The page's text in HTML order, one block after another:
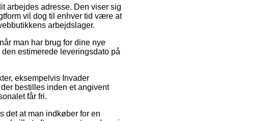
arbejdes adresse. Den viser sig
vil dog til enhver tid være at
arbejdslager.
man har brug for dine nye
estimerede leveringsdato på
eksempelvis Invader
bestilles inden et angivent
får fri.
det at man indkøber for en